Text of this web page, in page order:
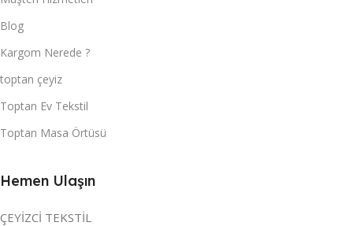
Blog
Kargom Nerede ?
toptan çeyiz
Toptan Ev Tekstil
Toptan Masa Örtüsü
Hemen Ulaşın
ÇEYİZCİ TEKSTİL